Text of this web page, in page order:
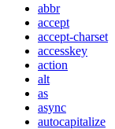
abbr
accept
accept-charset
accesskey
action
alt
as
async
autocapitalize